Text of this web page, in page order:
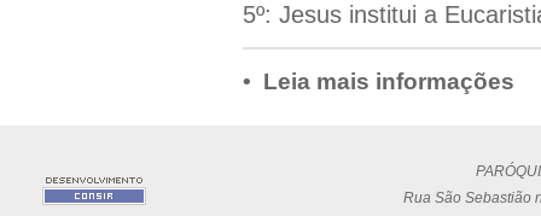
5º: Jesus institui a
• Leia mais informações
Rua São Sebastião